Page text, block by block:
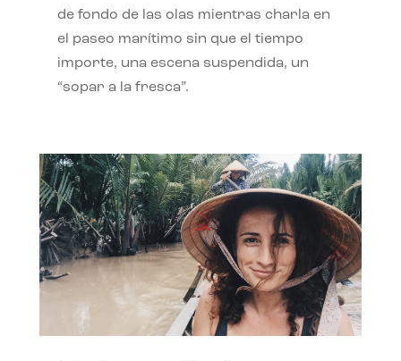
de fondo de las olas mientras charla en
el paseo marítimo sin que el tiempo
importe, una escena suspendida, un
“sopar a la fresca”.